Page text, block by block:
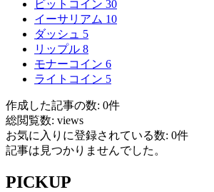
ビットコイン 30
イーサリアム 10
ダッシュ 5
リップル 8
モナーコイン 6
ライトコイン 5
作成した記事の数: 0件
総閲覧数: views
お気に入りに登録されている数: 0件
記事は見つかりませんでした。
PICKUP